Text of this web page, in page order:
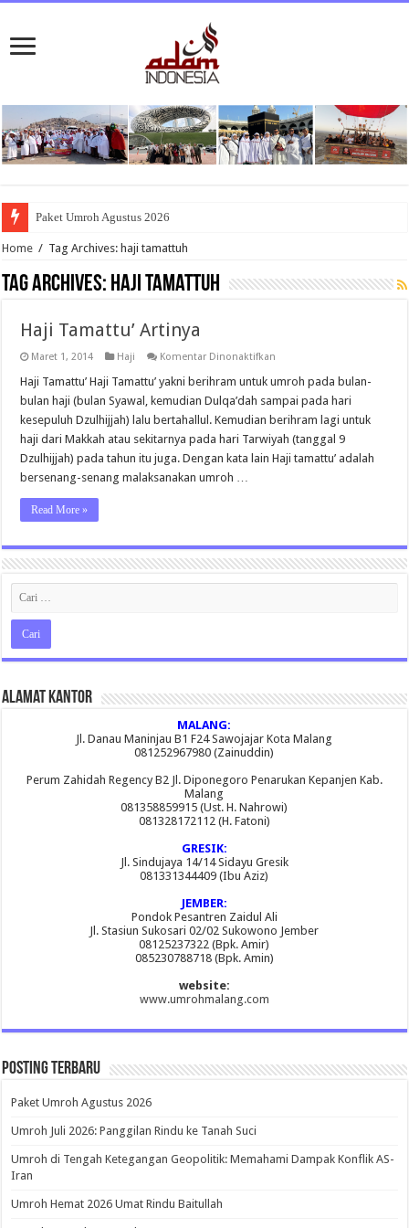
Paket Umroh Agustus 2026
Home / Tag Archives: haji tamattuh
Tag Archives: haji tamattuh
Haji Tamattu’ Artinya
Maret 1, 2014 Haji Komentar Dinonaktifkan
Tamattu’
Artinya
Haji Tamattu’ Haji Tamattu’ yakni berihram untuk umroh pada bulan-
bulan haji (bulan Syawal, kemudian Dulqa’dah sampai pada hari
kesepuluh Dzulhijjah) lalu bertahallul. Kemudian berihram lagi untuk
haji dari Makkah atau sekitarnya pada hari Tarwiyah (tanggal 9
Dzulhijjah) pada tahun itu juga. Dengan kata lain Haji tamattu’ adalah
bersenang-senang malaksanakan umroh …
Read More »
Alamat Kantor
MALANG:
Jl. Danau Maninjau B1 F24 Sawojajar Kota Malang
081252967980 (Zainuddin)
Perum Zahidah Regency B2 Jl. Diponegoro Penarukan Kepanjen Kab.
Malang
081358859915 (Ust. H. Nahrowi)
081328172112 (H. Fatoni)
GRESIK:
Jl. Sindujaya 14/14 Sidayu Gresik
081331344409 (Ibu Aziz)
JEMBER:
Pondok Pesantren Zaidul Ali
Jl. Stasiun Sukosari 02/02 Sukowono Jember
08125237322 (Bpk. Amir)
085230788718 (Bpk. Amin)
website:
www.umrohmalang.com
Posting Terbaru
Paket Umroh Agustus 2026
Umroh Juli 2026: Panggilan Rindu ke Tanah Suci
Umroh di Tengah Ketegangan Geopolitik: Memahami Dampak Konflik AS-
Iran
Umroh Hemat 2026 Umat Rindu Baitullah